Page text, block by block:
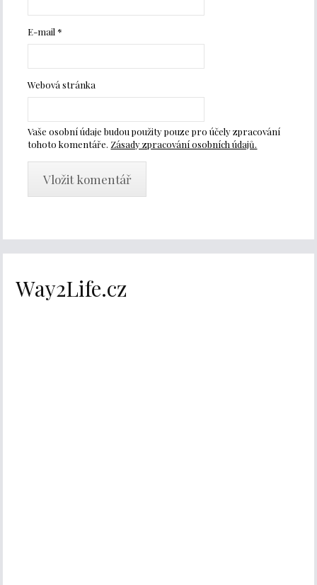
E-mail*
Webová stránka
Vaše osobní údaje budou použity pouze pro účely zpracování
tohoto komentáře. Zásady zpracování osobních údajů.
Way2Life.cz